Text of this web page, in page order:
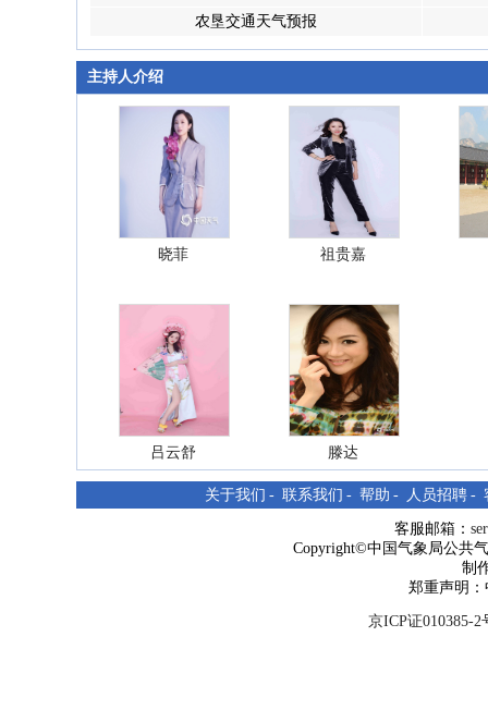
农垦交通天气预报
主持人介绍
晓菲 祖贵嘉
吕云舒 滕达
关于我们 - 联系我们 - 帮助 - 人员招聘 -
客服邮箱：
Copyright©中国气象局公共
制
郑重声明
京ICP证010385-2